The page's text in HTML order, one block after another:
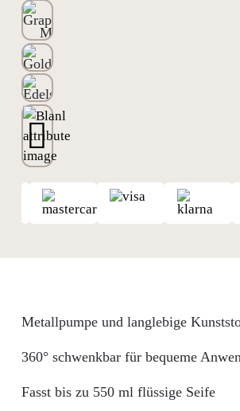
Metallpumpe und langlebige
360° schwenkbar für bequeme
Fasst bis zu 550 ml flüssige Seife